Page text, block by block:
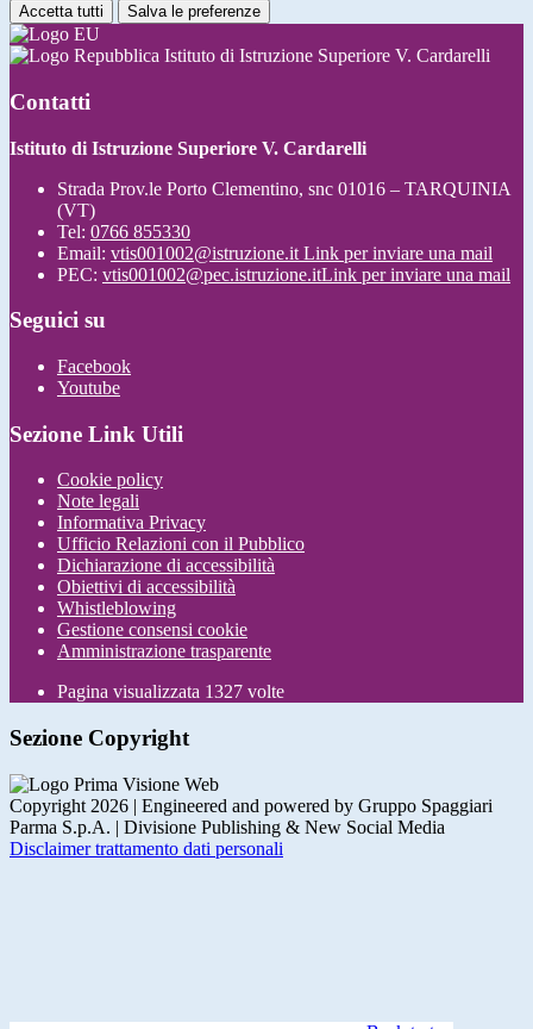
Accetta tutti Salva le preferenze
Istituto di Istruzione Superiore V. Cardarelli
Contatti
Istituto di Istruzione Superiore V. Cardarelli
Strada Prov.le Porto Clementino, snc 01016 – TARQUINIA
(VT)
Tel: 0766 855330
Email: vtis001002@istruzione.it Link per inviare una mail
PEC: vtis001002@pec.istruzione.itLink per inviare una mail
Seguici su
Facebook
Youtube
Sezione Link Utili
Cookie policy
Note legali
Informativa Privacy
Ufficio Relazioni con il Pubblico
Dichiarazione di accessibilità
Obiettivi di accessibilità
Whistleblowing
Gestione consensi cookie
Amministrazione trasparente
Pagina visualizzata 1327 volte
Sezione Copyright
Copyright 2026 | Engineered and powered by Gruppo Spaggiari
Parma S.p.A. | Divisione Publishing & New Social Media
Disclaimer trattamento dati personali